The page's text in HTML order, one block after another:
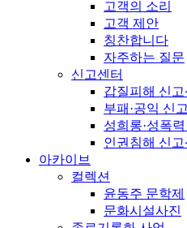
고객의 소리
고객 제안
칭찬합니다
자주하는 질문
신고센터
갑질피해 신고
부패·공익 신
성희롱·성폭
인권침해 신고
아카이브
컬렉션
윤동주 문학제
문화시설사진